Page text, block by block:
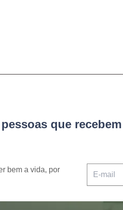
que
bem a vida, por